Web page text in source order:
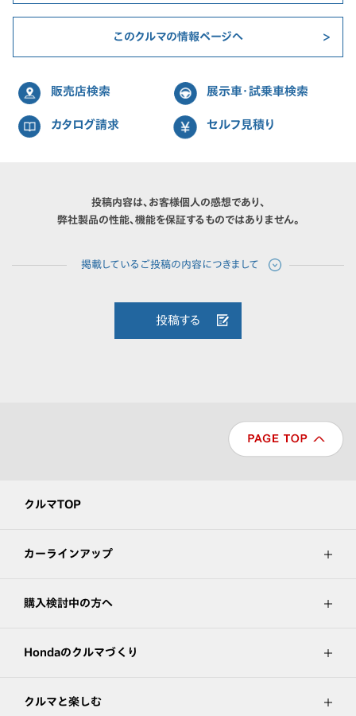
このクルマの情報ページへ
販売店検索 展示車・試乗車検索
カタログ請求 セルフ見積り
投稿内容は、お客様個人の感想であり、
弊社製品の性能、機能を保証するものではありません。
投稿する
クルマTOP
カーラインアップ
購入検討中の方へ
Hondaのクルマづくり
クルマと楽しむ